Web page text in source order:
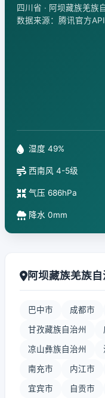
四川省 · 阿坝藏族羌族
数据来源：腾讯官方API
湿度 49%
西南风 4-5级
气压 686hPa
降水 0mm
阿坝藏族羌族
巴中市 成都市
甘孜藏族自治州
凉山彝族自治州
南充市 内江市
宜宾市 自贡市